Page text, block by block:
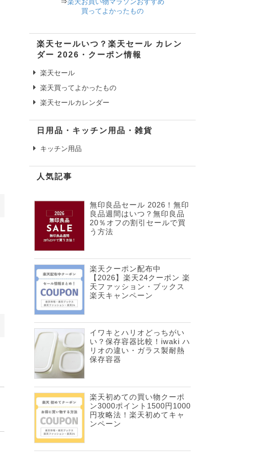
⇒楽天お買い物マラソンおすすめ
買ってよかったもの
楽天セールいつ？楽天セール カレン
ダー 2026・クーポン情報
楽天セール
楽天買ってよかったもの
楽天セールカレンダー
日用品・キッチン用品・雑貨
キッチン用品
人気記事
無印良品セール 2026！無印
良品週間はいつ？無印良品
20％オフの割引セールで買
う方法
楽天クーポン配布中
【2026】楽天24クーポン 楽
天ファッション・ブックス
楽天キャンペーン
イワキとハリオどっちがい
い？保存容器比較！iwaki ハ
リオの違い・ガラス製耐熱
保存容器
楽天初めての買い物クーポ
ン3000ポイント1500円1000
円攻略法！楽天初めてキャ
ンペーン